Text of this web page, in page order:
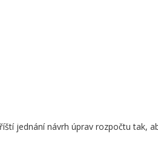
jednání návrh úprav rozpočtu tak,